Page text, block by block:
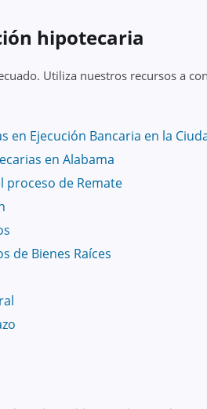
hipotecaria
Utiliza nuestros recursos a
en Ejecución Bancaria en la
en Alabama
proceso de Remate
de Bienes Raíces